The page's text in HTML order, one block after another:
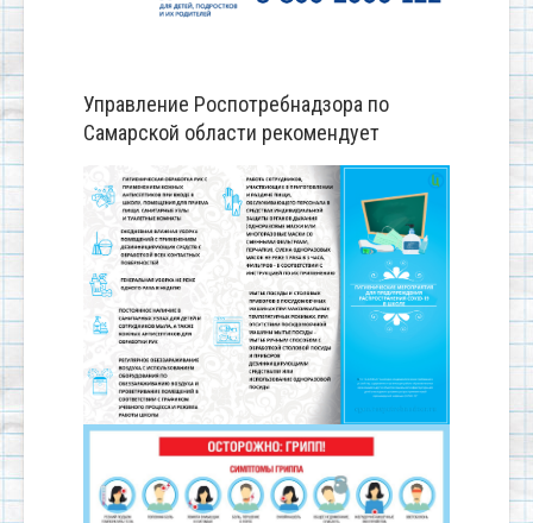
Управление Роспотребнадзора по
Самарской области рекомендует